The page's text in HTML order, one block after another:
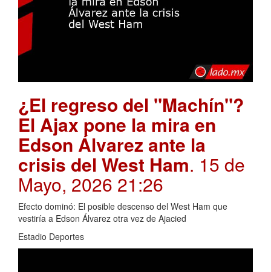
¿El regreso del "Machín"?
El Ajax pone la mira en
Edson Álvarez ante la
crisis del West Ham. 15 de
Mayo, 2026 21:26
Efecto dominó: El posible descenso del West Ham que
vestiría a Edson Álvarez otra vez de Ajacied
Estadio Deportes